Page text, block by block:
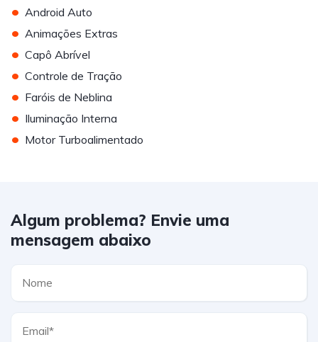
• Android Auto
• Animações Extras
• Capô Abrível
• Controle de Tração
• Faróis de Neblina
• Iluminação Interna
• Motor Turboalimentado
Algum problema? Envie uma
mensagem abaixo